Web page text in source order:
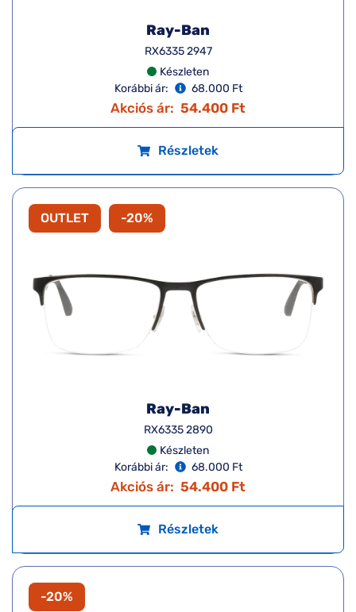
Ray-Ban
RX6335 2947
Készleten
Korábbi ár:
68.000 Ft
Akciós ár: 54.400 Ft
Részletek
OUTLET -20%
Ray-Ban
RX6335 2890
Készleten
Korábbi ár:
68.000 Ft
Akciós ár: 54.400 Ft
Részletek
-20%